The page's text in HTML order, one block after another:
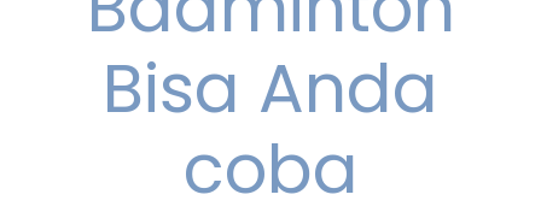
Bisa Anda
coba